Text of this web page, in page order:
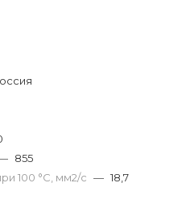
855
100 °С, мм2/с — 18,7